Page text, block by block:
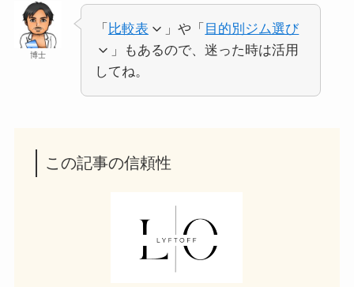
博士
「 比較表 」や「 目的別ジム選び
」もあるので、迷った時は活用
してね。
この記事の信頼性